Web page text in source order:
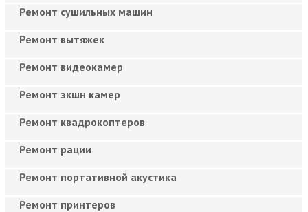
Ремонт сушильных машин
Ремонт вытяжек
Ремонт видеокамер
Ремонт экшн камер
Ремонт квадрокоптеров
Ремонт рации
Ремонт портативной акустика
Ремонт принтеров